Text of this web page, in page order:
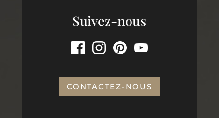
Suivez-nous
CONTACTEZ-NOUS